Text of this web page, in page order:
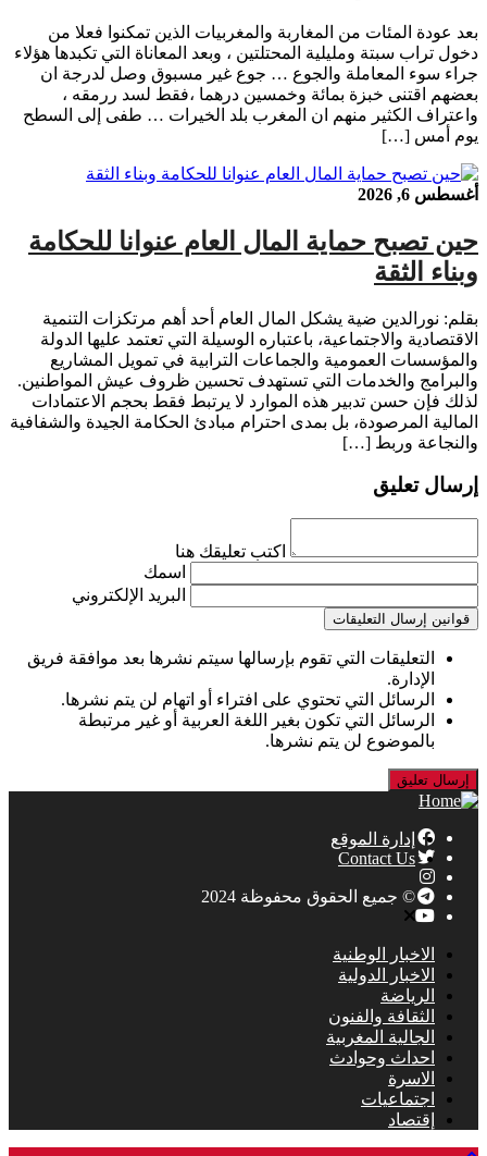
بعد عودة المئات من المغاربة والمغربيات الذين تمكنوا فعلا من
دخول تراب سبتة ومليلية المحتلتين ، وبعد المعاناة التي تكبدها هؤلاء
جراء سوء المعاملة والجوع … جوع غير مسبوق وصل لدرجة ان
بعضهم اقتنى خبزة بمائة وخمسين درهما ،فقط لسد ررمقه ،
واعتراف الكثير منهم ان المغرب بلد الخيرات … طفى إلى السطح
يوم أمس […]
أغسطس 6, 2026
حين تصبح حماية المال العام عنوانا للحكامة
وبناء الثقة
بقلم: نورالدين ضية يشكل المال العام أحد أهم مرتكزات التنمية
الاقتصادية والاجتماعية، باعتباره الوسيلة التي تعتمد عليها الدولة
والمؤسسات العمومية والجماعات الترابية في تمويل المشاريع
والبرامج والخدمات التي تستهدف تحسين ظروف عيش المواطنين.
لذلك فإن حسن تدبير هذه الموارد لا يرتبط فقط بحجم الاعتمادات
المالية المرصودة، بل بمدى احترام مبادئ الحكامة الجيدة والشفافية
والنجاعة وربط […]
إرسال تعليق
اكتب تعليقك هنا
اسمك
البريد الإلكتروني
قوانين إرسال التعليقات
التعليقات التي تقوم بإرسالها سيتم نشرها بعد موافقة فريق
الإدارة.
الرسائل التي تحتوي على افتراء أو اتهام لن يتم نشرها.
الرسائل التي تكون بغير اللغة العربية أو غير مرتبطة
بالموضوع لن يتم نشرها.
إدارة الموقع
Contact Us
© جميع الحقوق محفوظة 2024
الاخبار الوطنية
الاخبار الدولية
الرياضة
الثقافة والفنون
الجالية المغربية
احداث وحوادث
الاسرة
اجتماعيات
إقتصاد